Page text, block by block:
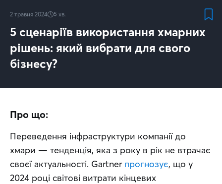
2 травня 2024 5 хв.
5 сценаріїв використання хмарних
рішень: який вибрати для свого
бізнесу?
Про що:
Переведення інфраструктури компанії до
хмари — тенденція, яка з року в рік не втрачає
своєї актуальності. Gartner прогнозує, що у
2024 році світові витрати кінцевих